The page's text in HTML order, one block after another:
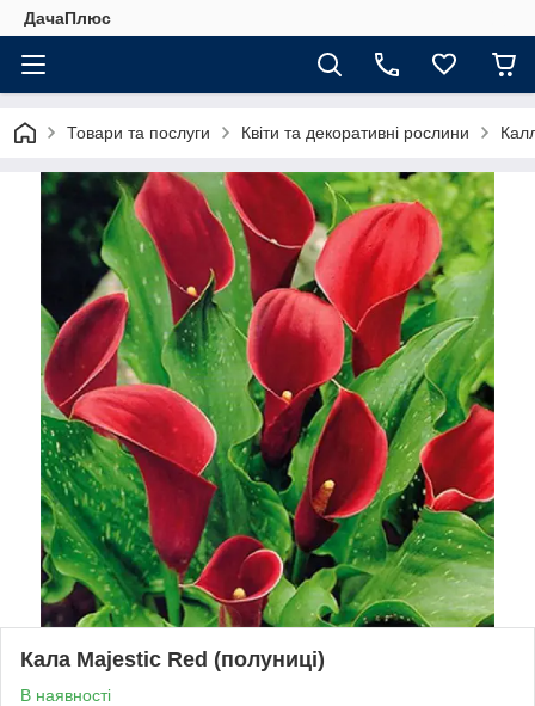
ДачаПлюс
Товари та послуги Квіти та декоративні рослини
Кала Majestic Red (полуниці)
В наявності